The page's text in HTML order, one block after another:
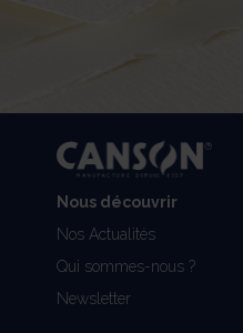
Nous découvrir
Nos Actualités
Qui sommes-nous ?
Newsletter